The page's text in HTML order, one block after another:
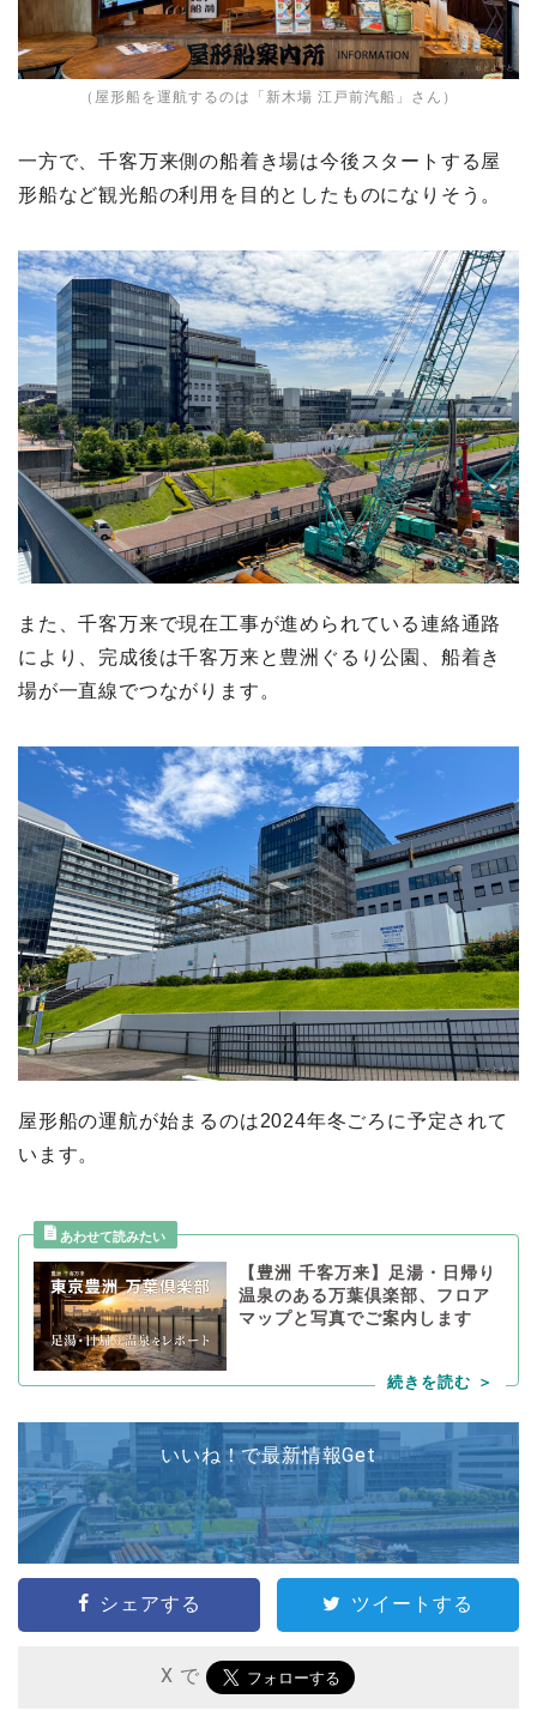
（屋形船を運航するのは「新木場 江戸前汽船」さん）
一方で、千客万来側の船着き場は今後スタートする屋
形船など観光船の利用を目的としたものになりそう。
また、千客万来で現在工事が進められている連絡通路
により、完成後は千客万来と豊洲ぐるり公園、船着き
場が一直線でつながります。
屋形船の運航が始まるのは2024年冬ごろに予定されて
います。
【豊洲 千客万来】足湯・日帰り
温泉のある万葉倶楽部、フロア
マップと写真でご案内します
いいね！で最新情報Get
シェアする ツイートする
X で